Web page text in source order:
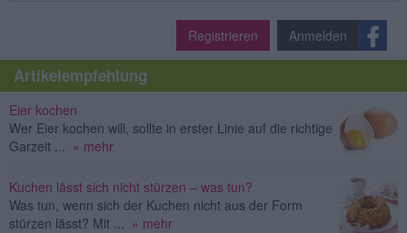
Registrieren Anmelden
Artikelempfehlung
Eier kochen
Wer Eier kochen will, sollte in erster Linie auf die richtige
Garzeit ...
» mehr
Kuchen lässt sich nicht stürzen – was tun?
Was tun, wenn sich der Kuchen nicht aus der Form
stürzen lässt? Mit ...
» mehr